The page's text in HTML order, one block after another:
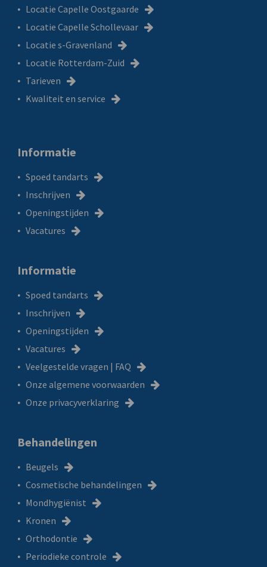
Locatie Capelle Oostgaarde
Locatie Capelle Schollevaar
Locatie s-Gravenland
Locatie Rotterdam-Zuid
Tarieven
Kwaliteit en service
Informatie
Spoed tandarts
Inschrijven
Openingstijden
Vacatures
Informatie
Spoed tandarts
Inschrijven
Openingstijden
Vacatures
Veelgestelde vragen | FAQ
Onze algemene voorwaarden
Onze privacyverklaring
Behandelingen
Beugels
Cosmetische behandelingen
Mondhygiënist
Kronen
Orthodontie
Periodieke controle